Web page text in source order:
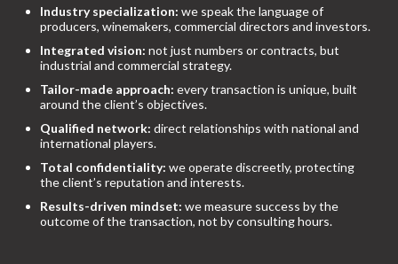
Industry specialization: we speak the language of
producers, winemakers, commercial directors and investors.
Integrated vision: not just numbers or contracts, but
industrial and commercial strategy.
Tailor-made approach: every transaction is unique, built
around the client’s objectives.
Qualified network: direct relationships with national and
international players.
Total confidentiality: we operate discreetly, protecting
the client’s reputation and interests.
Results-driven mindset: we measure success by the
outcome of the transaction, not by consulting hours.